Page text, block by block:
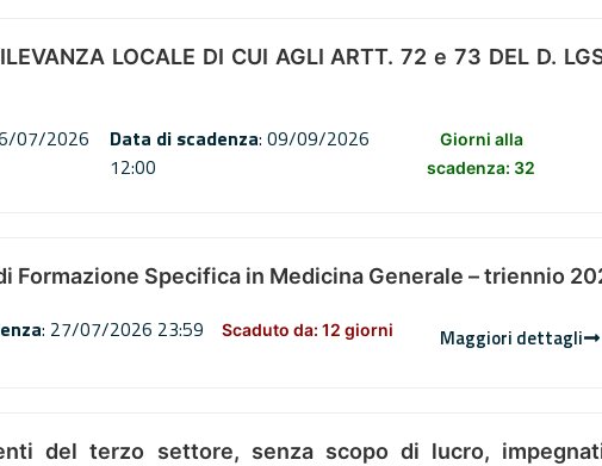
LOCALE DI CUI AGLI ARTT. 72 e 73 DEL D.
07/2026
Data di scadenza: 09/09/2026
12:00
Giorni alla
scadenza: 32
Formazione Specifica in Medicina Generale – triennio
: 27/07/2026 23:59 Scaduto da: 12 giorni Maggiori dettagli
del terzo settore, senza scopo di lucro,